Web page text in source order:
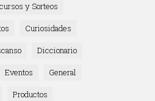
y Sorteos
Curiosidades
Diccionario
Eventos
General
Productos